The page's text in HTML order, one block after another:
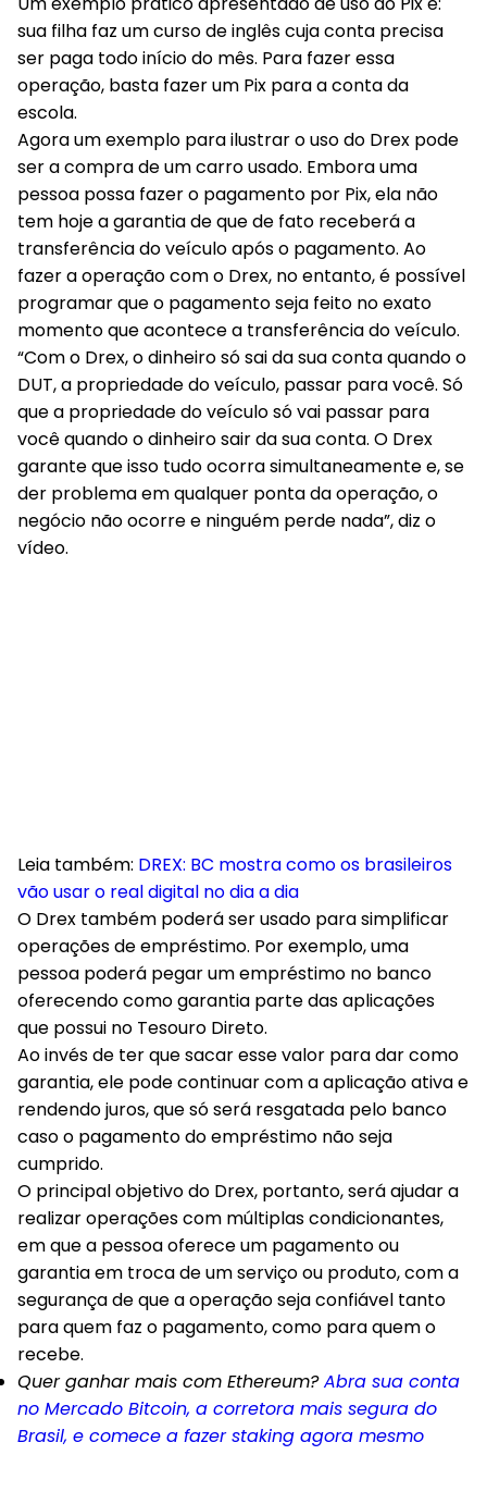
sua filha faz um curso de inglês cuja conta precisa
ser paga todo início do mês. Para fazer essa
operação, basta fazer um Pix para a conta da
escola.
Agora um exemplo para ilustrar o uso do Drex pode
ser a compra de um carro usado. Embora uma
pessoa possa fazer o pagamento por Pix, ela não
tem hoje a garantia de que de fato receberá a
transferência do veículo após o pagamento. Ao
fazer a operação com o Drex, no entanto, é possível
programar que o pagamento seja feito no exato
momento que acontece a transferência do veículo.
“Com o Drex, o dinheiro só sai da sua conta quando o
DUT, a propriedade do veículo, passar para você. Só
que a propriedade do veículo só vai passar para
você quando o dinheiro sair da sua conta. O Drex
garante que isso tudo ocorra simultaneamente e, se
der problema em qualquer ponta da operação, o
negócio não ocorre e ninguém perde nada”, diz o
vídeo.
Leia também: DREX: BC mostra como os brasileiros
vão usar o real digital no dia a dia
O Drex também poderá ser usado para simplificar
operações de empréstimo. Por exemplo, uma
pessoa poderá pegar um empréstimo no banco
oferecendo como garantia parte das aplicações
que possui no Tesouro Direto.
Ao invés de ter que sacar esse valor para dar como
garantia, ele pode continuar com a aplicação ativa e
rendendo juros, que só será resgatada pelo banco
caso o pagamento do empréstimo não seja
cumprido.
O principal objetivo do Drex, portanto, será ajudar a
realizar operações com múltiplas condicionantes,
em que a pessoa oferece um pagamento ou
garantia em troca de um serviço ou produto, com a
segurança de que a operação seja confiável tanto
para quem faz o pagamento, como para quem o
recebe.
Quer ganhar mais com Ethereum?Abra sua conta
no Mercado Bitcoin, a corretora mais segura do
Brasil, e comece a fazer staking agora mesmo